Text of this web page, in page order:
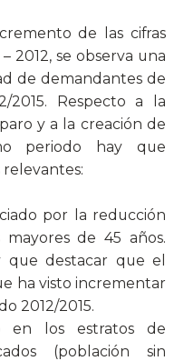
de las cifras
2012, se observa una
de demandantes de
2015. Respecto a la
y a la creación de
periodo hay que
por la reducción
de 45 años.
destacar que el
ha visto incrementar
2012/2015.
en los estratos de
(población sin